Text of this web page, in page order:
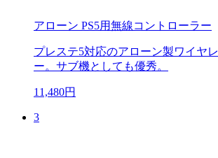
アローン PS5用無線コントローラー
プレステ5対応のアローン製ワイヤ
ー。サブ機としても優秀。
11,480円
3